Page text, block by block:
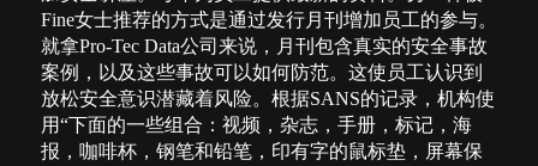
Fine女士推荐的方式是通过发行月刊增加员工的参与。
就拿Pro-Tec Data公司来说，月刊包含真实的安全事故
案例，以及这些事故可以如何防范。这使员工认识到
放松安全意识潜藏着风险。根据SANS的记录，机构使
用“下面的一些组合：视频，杂志，手册，标记，海
报，咖啡杯，钢笔和铅笔，印有字的鼠标垫，屏幕保